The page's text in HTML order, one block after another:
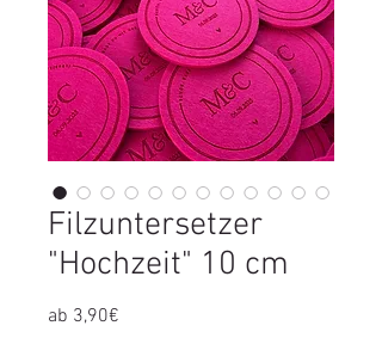
Filzuntersetzer
"Hochzeit" 10 cm
ab 3,90€